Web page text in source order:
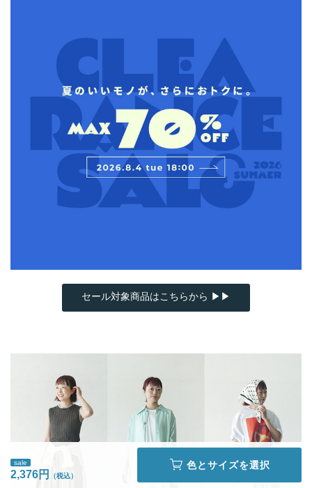
セール対象商品はこちらから ▶▶
sale
2,376円
色とサイズを選択